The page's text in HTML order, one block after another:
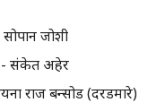
जोशी
- संकेत अहेर
राज बन्सोड (दरडमारे)